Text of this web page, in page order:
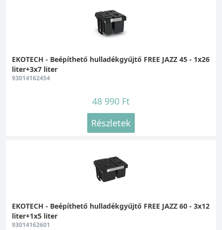
EKOTECH - Beépíthető hulladékgyűjtő FREE JAZZ 45 - 1x26
liter+3x7 liter
93014162454
48 990 Ft
Részletek
EKOTECH - Beépíthető hulladékgyűjtő FREE JAZZ 60 - 3x12
liter+1x5 liter
93014162601